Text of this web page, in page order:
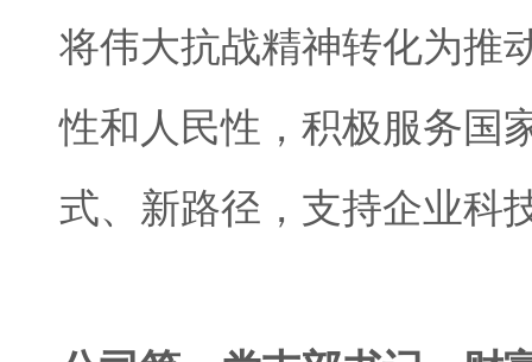
将伟大抗战精神转化为推
性和人民性，积极服务国
式、新路径，支持企业科